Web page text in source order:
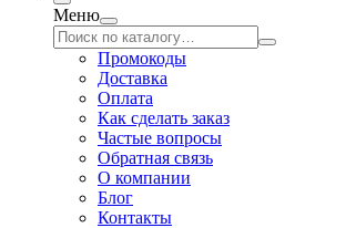
Меню
Промокоды
Доставка
Оплата
Как сделать заказ
Частые вопросы
Обратная связь
О компании
Блог
Контакты